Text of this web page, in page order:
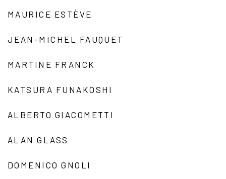
MAURICE ESTÈVE
JEAN-MICHEL FAUQUET
MARTINE FRANCK
KATSURA FUNAKOSHI
ALBERTO GIACOMETTI
ALAN GLASS
DOMENICO GNOLI